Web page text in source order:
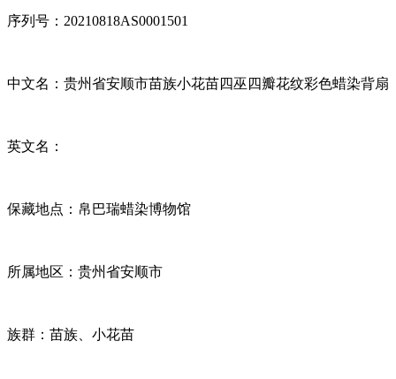
序列号：20210818AS0001501
中文名：贵州省安顺市苗族小花苗四巫四瓣花纹彩色蜡染背扇
英文名：
保藏地点：帛巴瑞蜡染博物馆
所属地区：贵州省安顺市
族群：苗族、小花苗